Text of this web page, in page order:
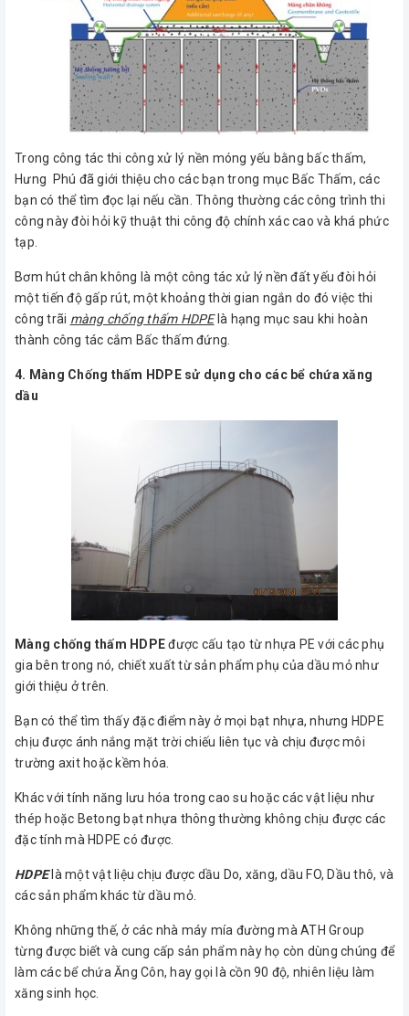
Trong công tác thi công xử lý nền móng yếu bằng bấc thấm,
Hưng Phú đã giới thiệu cho các bạn trong mục Bấc Thấm, các
bạn có thể tìm đọc lại nếu cần. Thông thường các công trình thi
công này đòi hỏi kỹ thuật thi công độ chính xác cao và khá phức
tạp.
Bơm hút chân không là một công tác xử lý nền đất yếu đòi hỏi
một tiến độ gấp rút, một khoảng thời gian ngắn do đó việc thi
công trãi màng chống thấm HDPElà hạng mục sau khi hoàn
thành công tác cắm Bấc thấm đứng.
4. Màng Chống thấm HDPE sử dụng cho các bể chứa xăng
dầu
Màng chống thấm HDPEđược cấu tạo từ nhựa PE với các phụ
gia bên trong nó, chiết xuất từ sản phẩm phụ của dầu mỏ như
giới thiệu ở trên.
Bạn có thể tìm thấy đặc điểm này ở mọi bạt nhựa, nhưng HDPE
chịu được ánh nắng mặt trời chiếu liên tục và chịu được môi
trường axit hoặc kềm hóa.
Khác với tính năng lưu hóa trong cao su hoặc các vật liệu như
thép hoặc Betong bạt nhựa thông thường không chịu được các
đặc tính mà HDPE có được.
HDPElà một vật liệu chịu được dầu Do, xăng, dầu FO, Dầu thô, và
các sản phẩm khác từ dầu mỏ.
Không những thế, ở các nhà máy mía đường mà ATH Group
từng được biết và cung cấp sản phẩm này họ còn dùng chúng để
làm các bể chứa Ăng Côn, hay gọi là cồn 90 độ, nhiên liệu làm
xăng sinh học.